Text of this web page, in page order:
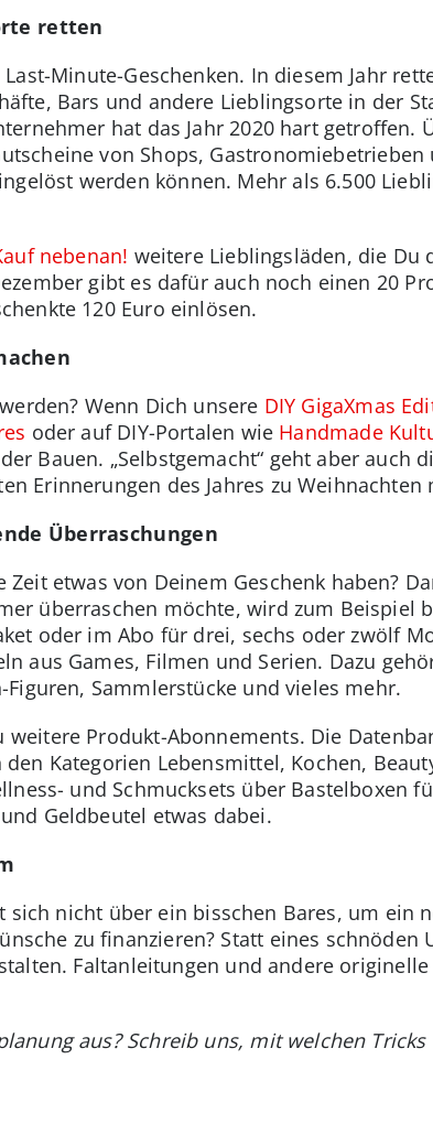
retten
Minute-Geschenken. In diesem Jahr
Bars und andere Lieblingsorte in der
hat das Jahr 2020 hart getroffen.
von Shops,
werden können. Mehr als 6.500
nebenan! weitere Lieblingsläden, die Du
gibt es dafür auch noch einen 20
120 Euro einlösen.
Wenn Dich unsere DIY GigaXmas
oder auf DIY-Portalen wie Handmade
Bauen. „Selbstgemacht“ geht aber auch
Erinnerungen des Jahres zu
Überraschungen
etwas von Deinem Geschenk haben?
überraschen möchte, wird zum Beispiel
oder im Abo für drei, sechs oder zwölf
aus Games, Filmen und Serien. Dazu
Figuren, Sammlerstücke und vieles mehr.
Produkt-Abonnements. Die
Kategorien Lebensmittel, Kochen,
und Schmucksets über Bastelboxen
Geldbeutel etwas dabei.
nicht über ein bisschen Bares, um ein
zu finanzieren? Statt eines schnöden
Faltanleitungen und andere
aus? Schreib uns, mit welchen